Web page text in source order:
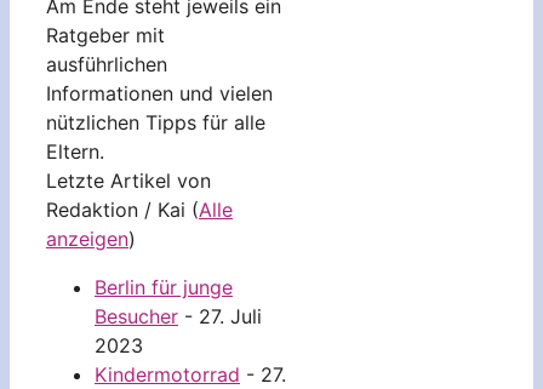
Am Ende steht jeweils ein
Ratgeber mit
ausführlichen
Informationen und vielen
nützlichen Tipps für alle
Eltern.
Letzte Artikel von
Redaktion / Kai (Alle
anzeigen)
Berlin für junge
Besucher - 27. Juli
2023
Kindermotorrad - 27.